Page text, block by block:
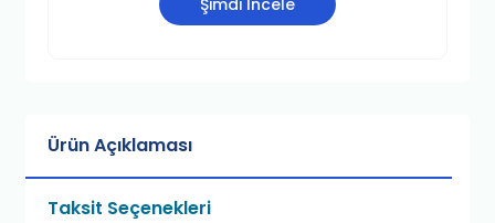
Şimdi İncele
Ürün Açıklaması
Taksit Seçenekleri